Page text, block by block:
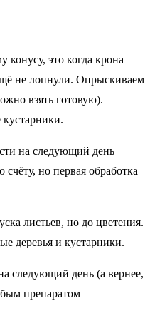
конусу, это когда крона
не лопнули. Опрыскиваем
взять готовую).
на следующий день
счёту, но первая обработка
листьев, но до цветения.
деревья и кустарники.
следующий день (а вернее,
препаратом